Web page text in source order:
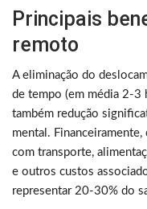
Principais
remoto
A eliminação do
de tempo (em média 2-3
também redução
mental.
com transporte,
e outros custos
representar 20-30% do